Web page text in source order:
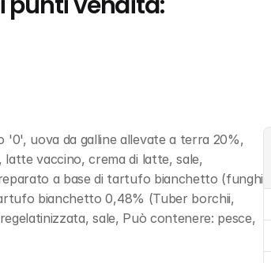
'0', uova da galline allevate a terra 20%,
vaccino, crema di latte, sale,
a base di tartufo bianchetto (funghi
bianchetto 0,48% (Tuber borchii,
sale, Può contenere: pesce,